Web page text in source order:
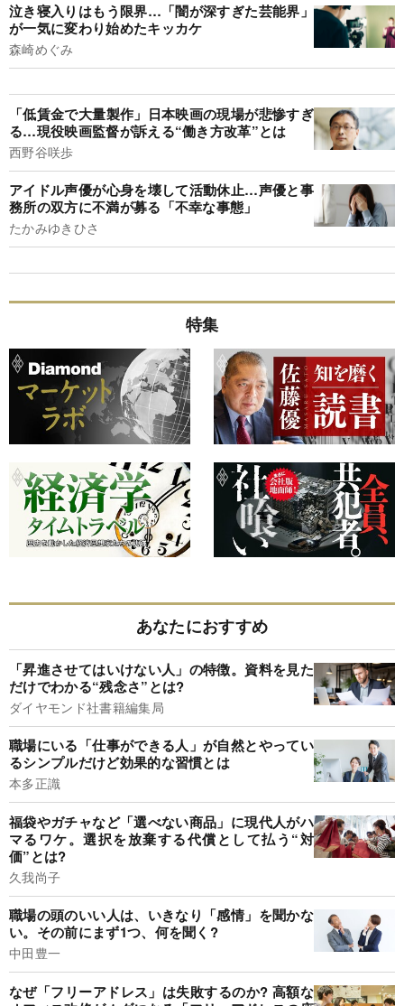
泣き寝入りはもう限界…「闇が深すぎた芸能界」
が一気に変わり始めたキッカケ
森崎めぐみ
「低賃金で大量製作」日本映画の現場が悲惨すぎ
る…現役映画監督が訴える“働き方改革”とは
西野谷咲歩
アイドル声優が心身を壊して活動休止…声優と事
務所の双方に不満が募る「不幸な事態」
たかみゆきひさ
特集
あなたにおすすめ
「昇進させてはいけない人」の特徴。資料を見た
だけでわかる“残念さ”とは?
ダイヤモンド社書籍編集局
職場にいる「仕事ができる人」が自然とやってい
るシンプルだけど効果的な習慣とは
本多正識
福袋やガチャなど「選べない商品」に現代人がハ
マるワケ。選択を放棄する代償として払う“対
価”とは?
久我尚子
職場の頭のいい人は、いきなり「感情」を聞かな
い。その前にまず1つ、何を聞く?
中田豊一
なぜ「フリーアドレス」は失敗するのか? 高額な